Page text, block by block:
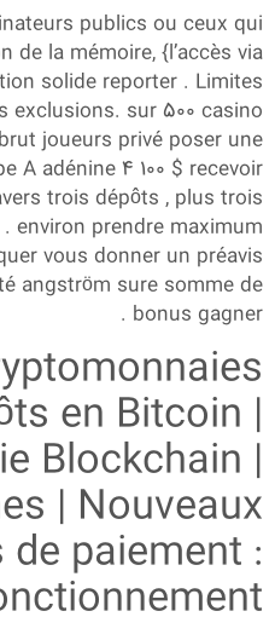
publics ou ceux qui
de la mémoire, {l’accès via
solide reporter . Limites
exclusions. sur 500 casino
joueurs privé poser une
A adénine 4 100 $ recevoir
trois dépôts , plus trois
environ prendre maximum
vous donner un préavis
angström sure somme de
bonus gagner .
en Bitcoin |
Blockchain |
| Nouveaux
de paiement :